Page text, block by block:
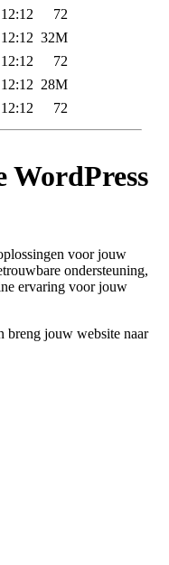
72
32M
72
28M
72
WordPress
voor jouw
ondersteuning,
ervaring voor jouw
breng jouw website naar